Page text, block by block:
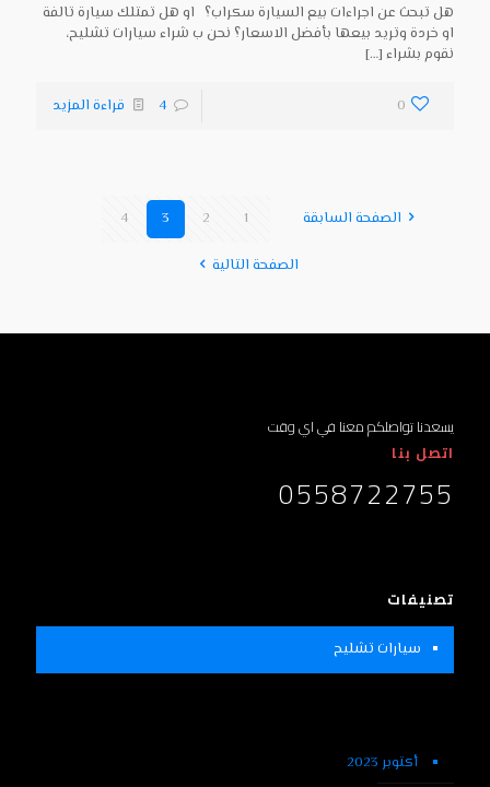
هل تبحث عن اجراءات بيع السيارة سكراب؟ او هل تمتلك سيارة تالفة
او خردة وتريد بيعها بأفضل الاسعار؟ نحن ب شراء سيارات تشليح،
نقوم بشراء […]
0
4 قراءة المزيد
الصفحة السابقة 1
2
3
4
الصفحة التالية
يسعدنا تواصلكم معنا في اي وقت
اتصل بنا
0558722755
تصنيفات
سيارات تشليح
أكتوبر 2023